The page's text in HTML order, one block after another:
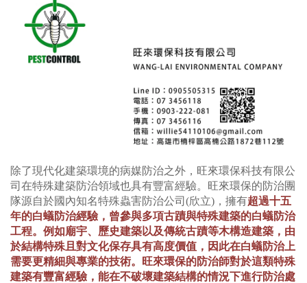
除了現代化建築環境的病媒防治之外，旺來環保科技有限公
司在特殊建築防治領域也具有豐富經驗。旺來環保的防治團
隊源自於國內知名特殊蟲害防治公司(欣立)，擁有超過十五
年的白蟻防治經驗，曾參與多項古蹟與特殊建築的白蟻防治
工程。例如廟宇、歷史建築以及傳統古蹟等木構造建築，由
於結構特殊且對文化保存具有高度價值，因此在白蟻防治上
需要更精細與專業的技術。旺來環保的防治師對於這類特殊
建築有豐富經驗，能在不破壞建築結構的情況下進行防治處